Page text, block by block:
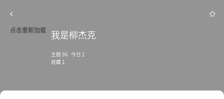
点击重新加载 我是柳杰克
主题 96 今日 2
收藏 1